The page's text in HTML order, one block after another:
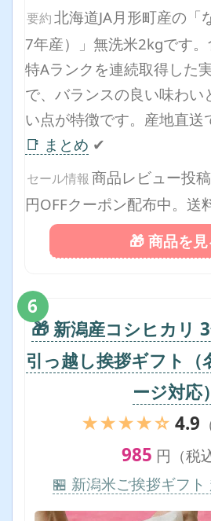
要約 北海道JA月形町産の「
7年産）」無洗米2kgです
特Aランクを連続取得した
で、バランスの良い味わい
い点が特徴です。産地直送
📑 まとめ ✔
セール情報 商品レビュー投
円OFFクーポン配布中。送
🎁 商品を見
6
🎁 新潟産コシヒカリ
引っ越し挨拶ギフト（
ージ対応）
★★★★☆ 4.9
985 円（税
🏪 新潟米ご挨拶ギフト